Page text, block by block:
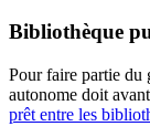
Bibliothèque
Pour faire partie du
autonome doit
prêt entre les